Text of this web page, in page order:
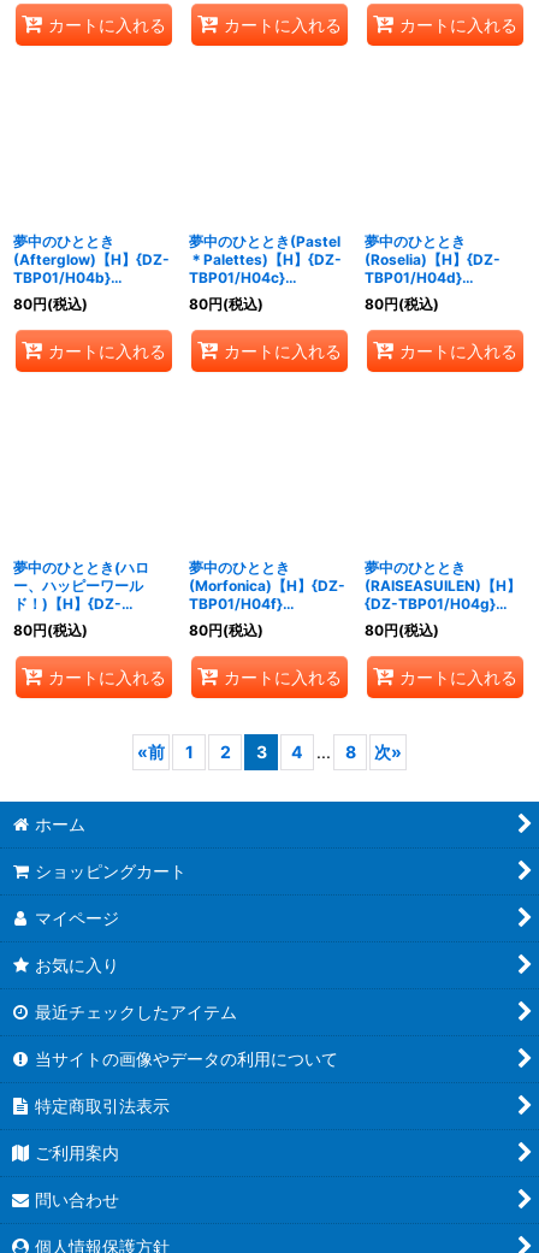
カートに入れる カートに入れる カートに入れる
夢中のひととき
(Afterglow)【H】{DZ-
TBP01/H04b}
《BanGDream!》
80円(税込)
カートに入れる
夢中のひととき(Pastel
＊Palettes)【H】{DZ-
TBP01/H04c}
《BanGDream!》
80円(税込)
カートに入れる
夢中のひととき
(Roselia)【H】{DZ-
TBP01/H04d}
《BanGDream!》
80円(税込)
カートに入れる
夢中のひととき(ハロ
ー、ハッピーワール
ド！)【H】{DZ-
TBP01/H04e}
《BanGDream!》
80円(税込)
カートに入れる
夢中のひととき
(Morfonica)【H】{DZ-
TBP01/H04f}
《BanGDream!》
80円(税込)
カートに入れる
夢中のひととき
(RAISEASUILEN)【H】
{DZ-TBP01/H04g}
《BanGDream!》
80円(税込)
カートに入れる
«前 1 2 3 4 ... 8 次»
ホーム
ショッピングカート
マイページ
お気に入り
最近チェックしたアイテム
当サイトの画像やデータの利用について
特定商取引法表示
ご利用案内
問い合わせ
個人情報保護方針